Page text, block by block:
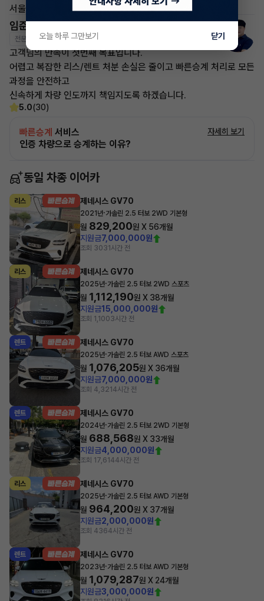
서울 구로구
임준영 매니저
전문교육수료 자격인증완료
고객님의 만족이 첫번째 목표입니다.
어렵고 복잡한 리스/렌트 처분 손실은 줄이고 빠른승계 처리로 모든
과정을 안전하고
신속하게 차량 인도까지 책임지도록 하겠습니다.
5.0(30)
빠른승계 서비스
인증 차량으로 승계하는 이유?
자세히 보기
동일 차종 이어카
리스 제네시스 GV70
2021년·가솔린 2.5 터보 2WD 기본형
월 829,200원 X 56개월
지원금7,000,000원
조회 3031시간 전
리스 제네시스 GV70
2025년·가솔린 2.5 터보 2WD 스포츠
월 1,112,190원 X 38개월
지원금15,000,000원
조회 1,1003시간 전
렌트 제네시스 GV70
2025년·가솔린 2.5 터보 AWD 스포츠
월 1,076,205원 X 36개월
지원금7,000,000원
조회 4,321 4시간 전
렌트 제네시스 GV70
2024년·가솔린 2.5 터보 2WD 기본형
월 688,568원 X 33개월
지원금4,000,000원
조회 17,6144시간 전
리스 제네시스 GV70
2025년·가솔린 2.5 터보 AWD 기본형
월 964,200원 X 37개월
지원금2,000,000원
조회 4364시간 전
렌트 제네시스 GV70
2023년·가솔린 2.5 터보 AWD 기본형
월 1,079,287원 X 24개월
지원금3,000,000원
오늘 하루 그만보기 닫기